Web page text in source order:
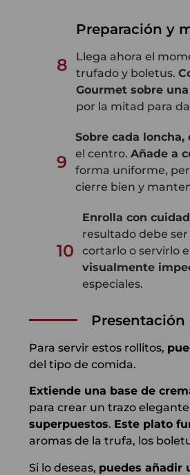
8
Preparación y
Llega ahora el
trufado y boletus.
Gourmet sobre
por la mitad para
9
Sobre cada loncha,
el centro. Añade a
forma uniforme,
cierre bien y
10
Enrolla con
resultado debe ser
cortarlo o servirlo
visualmente
especiales.
Para servir estos rollitos,
del tipo de comida.
Extiende una base de
para crear un trazo
superpuestos. Este plato
aromas de la trufa, los
Si lo deseas, puedes añadir